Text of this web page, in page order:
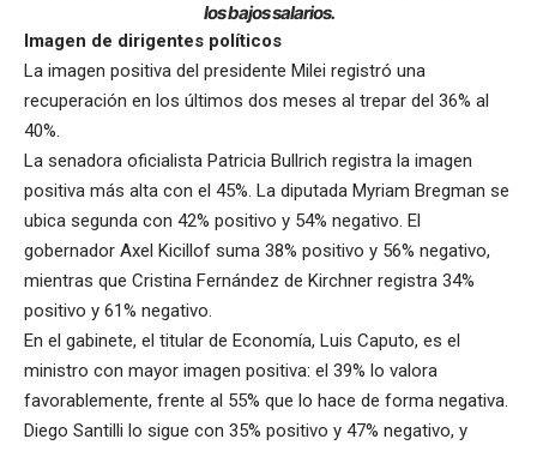
los bajos salarios.
Imagen de dirigentes políticos
La imagen positiva del presidente Milei registró una
recuperación en los últimos dos meses al trepar del 36% al
40%.
La senadora oficialista Patricia Bullrich registra la imagen
positiva más alta con el 45%. La diputada Myriam Bregman se
ubica segunda con 42% positivo y 54% negativo. El
gobernador Axel Kicillof suma 38% positivo y 56% negativo,
mientras que Cristina Fernández de Kirchner registra 34%
positivo y 61% negativo.
En el gabinete, el titular de Economía, Luis Caputo, es el
ministro con mayor imagen positiva: el 39% lo valora
favorablemente, frente al 55% que lo hace de forma negativa.
Diego Santilli lo sigue con 35% positivo y 47% negativo, y